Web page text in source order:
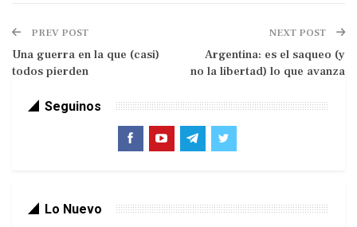
Fruto del brutal ajuste económico realizado en
estos 29 meses y días de la administración de
Pero la IBIF, lejos de crecer, también descendió,
PREV POST
Una guerra en la que (casi)
todos pierden
NEXT POST
Argentina: es el saqueo (y
no la libertad) lo que avanza
Seguinos
Lo Nuevo